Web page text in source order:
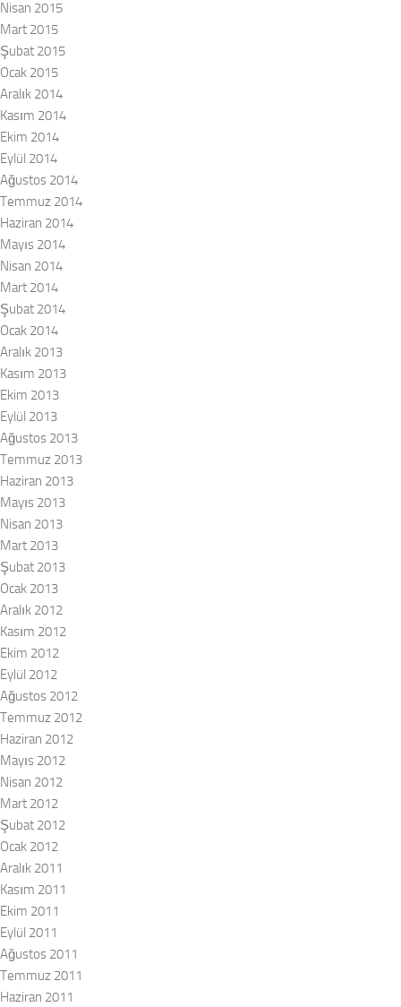
Nisan 2015
Mart 2015
Şubat 2015
Ocak 2015
Aralık 2014
Kasım 2014
Ekim 2014
Eylül 2014
Ağustos 2014
Temmuz 2014
Haziran 2014
Mayıs 2014
Nisan 2014
Mart 2014
Şubat 2014
Ocak 2014
Aralık 2013
Kasım 2013
Ekim 2013
Eylül 2013
Ağustos 2013
Temmuz 2013
Haziran 2013
Mayıs 2013
Nisan 2013
Mart 2013
Şubat 2013
Ocak 2013
Aralık 2012
Kasım 2012
Ekim 2012
Eylül 2012
Ağustos 2012
Temmuz 2012
Haziran 2012
Mayıs 2012
Nisan 2012
Mart 2012
Şubat 2012
Ocak 2012
Aralık 2011
Kasım 2011
Ekim 2011
Eylül 2011
Ağustos 2011
Temmuz 2011
Haziran 2011